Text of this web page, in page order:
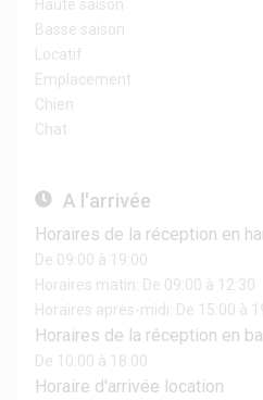
Haute saison
Basse saison
Locatif
Emplacement
Chien
Chat
A l'arrivée
Horaires de la réception en
De 09:00 à 19:00
Horaires matin: De 09:00 à 12:30
Horaires après-midi: De 15:00 à
Horaires de la réception en
De 10:00 à 18:00
Horaire d'arrivée location